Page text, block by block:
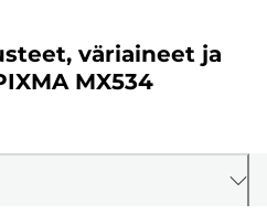
väriaineet ja
MX534